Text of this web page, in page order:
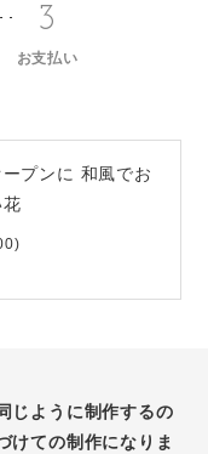
3
お支払い
プンに 和風でお
じように制作するの
けての制作になりま